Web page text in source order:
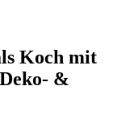
Koch mit
&